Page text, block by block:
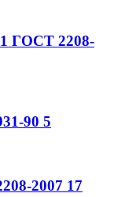
ГОСТ 2208-
90 5
2007 17